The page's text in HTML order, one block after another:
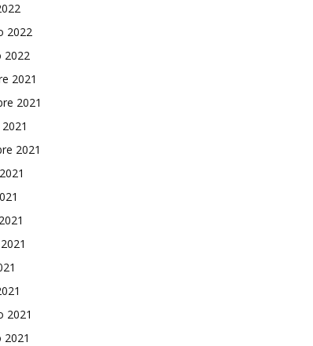
2022
2022
2021
2021
2021
2021
2021